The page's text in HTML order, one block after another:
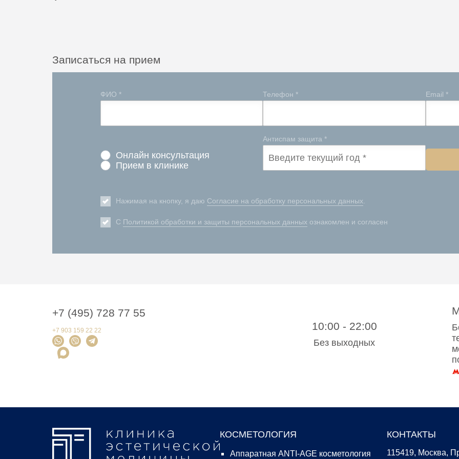
Записаться на прием
ФИО * Телефон * Email *
Онлайн консультация
Прием в клинике
Антиспам защита *
Нажимая на кнопку, я даю Согласие на обработку персональных данных.
С Политикой обработки и защиты персональных данных ознакомлен и согласен
+7 (495) 728 77 55
+7 903 159 22 22 10:00 - 22:00
Без выходных
КОСМЕТОЛОГИЯ
Аппаратная ANTI-AGE косметология
КОНТАКТЫ
115419, Москва,